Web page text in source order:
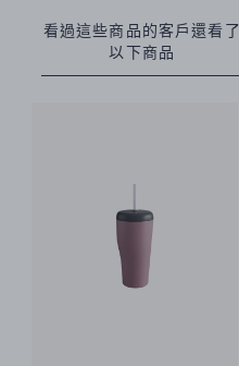
看過這些商品的客戶還看了
以下商品